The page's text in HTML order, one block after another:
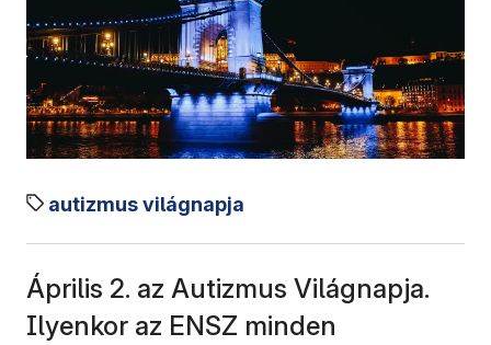
autizmus világnapja
Április 2. az Autizmus Világnapja.
Ilyenkor az ENSZ minden